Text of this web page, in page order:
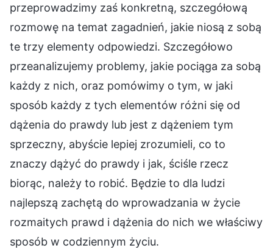
przeprowadzimy zaś konkretną, szczegółową
rozmowę na temat zagadnień, jakie niosą z sobą
te trzy elementy odpowiedzi. Szczegółowo
przeanalizujemy problemy, jakie pociąga za sobą
każdy z nich, oraz pomówimy o tym, w jaki
sposób każdy z tych elementów różni się od
dążenia do prawdy lub jest z dążeniem tym
sprzeczny, abyście lepiej zrozumieli, co to
znaczy dążyć do prawdy i jak, ściśle rzecz
biorąc, należy to robić. Będzie to dla ludzi
najlepszą zachętą do wprowadzania w życie
rozmaitych prawd i dążenia do nich we właściwy
sposób w codziennym życiu.